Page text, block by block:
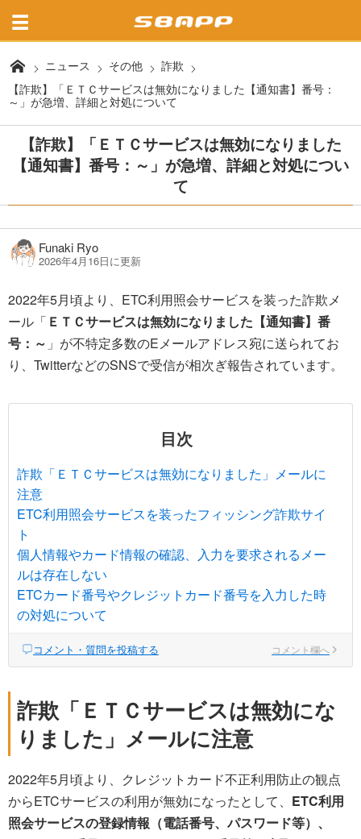
ニュース その他
詐欺
【詐欺】「ＥＴＣサービスは無効になりました【通知書】番号：
～」が急増、詳細と対処について
【詐欺】「ＥＴＣサービスは無効になりました
【通知書】番号：～」が急増、詳細と対処につい
て
Funaki Ryo
2026年4月16日に更新
2022年5月頃より、ETC利用照会サービスを装った詐欺メ
ール「 ＥＴＣサービスは無効になりました【通知書】番
号：～ 」が不特定多数のEメールアドレス宛に送られてお
り、TwitterなどのSNSで受信が相次ぎ報告されています。
目次
詐欺「ＥＴＣサービスは無効になりました」メールに
注意
ETC利用照会サービスを装ったフィッシング詐欺サイ
ト
個人情報やカード情報の確認、入力を要求されるメー
ルは存在しない
ETCカード番号やクレジットカード番号を入力した時
の対処について
コメント・質問を投稿する コメント欄へ
詐欺「ＥＴＣサービスは無効にな
りました」メールに注意
2022年5月頃より、クレジットカード不正利用防止の観点
からETCサービスの利用が無効になったとして、 ETC利用
照会サービスの登録情報（電話番号、パスワード等）、